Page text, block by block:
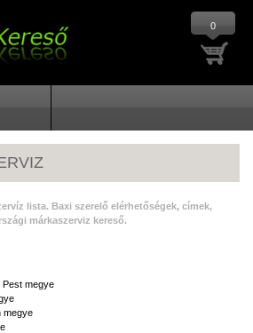
0
lista. Baxi szerelő elérhetőségek, címek,
márkaszerviz kereső.
megye
megye